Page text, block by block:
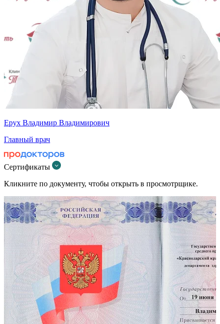
Ерух Владимир Владимирович
Главный врач
Сертификаты
Кликните по документу, чтобы открыть в просмотрщике.